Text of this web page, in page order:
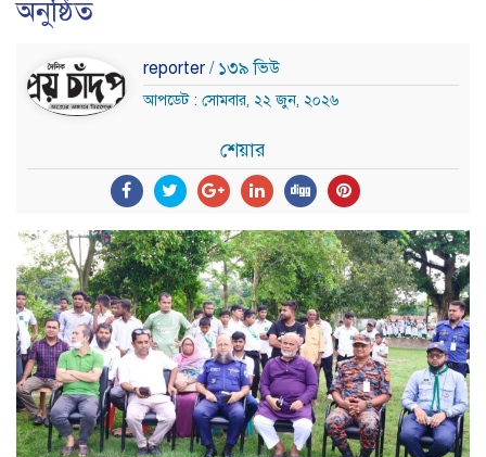
অনুষ্ঠিত
reporter / ১৩৯ ভিউ
আপডেট : সোমবার, ২২ জুন, ২০২৬
শেয়ার